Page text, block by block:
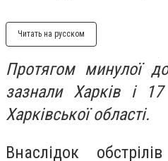
Читать на русском
Протягом минулої
зазнали Харків і 17
Харківської області.
Внаслідок